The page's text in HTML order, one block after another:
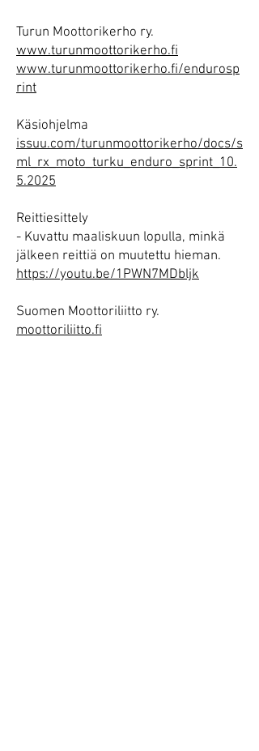
Turun Moottorikerho ry.
www.turunmoottorikerho.fi
www.turunmoottorikerho.fi/endurosp
rint
Käsiohjelma
issuu.com/turunmoottorikerho/docs/s
ml_rx_moto_turku_enduro_sprint_10.
5.2025
Reittiesittely
- Kuvattu maaliskuun lopulla, minkä
jälkeen reittiä on muutettu hieman.
https://youtu.be/1PWN7MDbljk
Suomen Moottoriliitto ry.
moottoriliitto.fi